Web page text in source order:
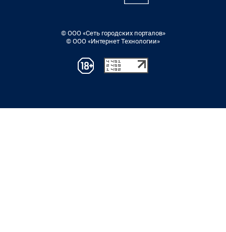
© ООО «Сеть городских порталов»
© ООО «Интернет Технологии»